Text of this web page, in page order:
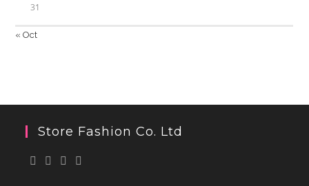
31
« Oct
Store Fashion Co. Ltd